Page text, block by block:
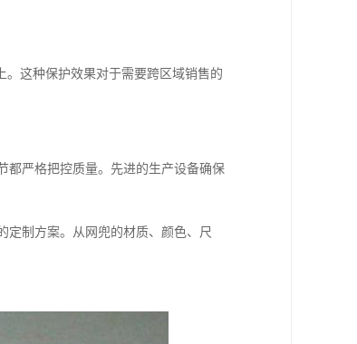
这种保护效果对于需要跨区域销售的
都严格把控质量。先进的生产设备确保
定制方案。从网兜的材质、颜色、尺